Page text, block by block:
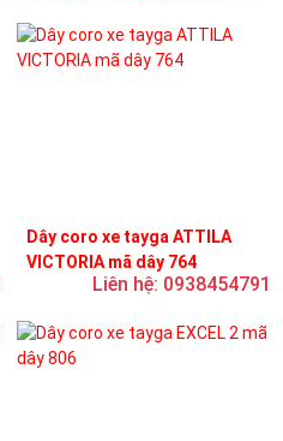
Dây coro xe tayga ATTILA
VICTORIA mã dây 764
Liên hệ: 0938454791